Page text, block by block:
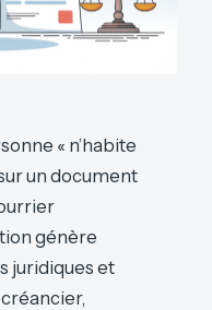
« n’habite
un document
génère
juridiques et